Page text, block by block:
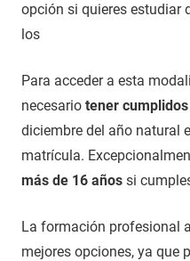
opción si quieres estudiar
los
Para acceder a esta
necesario tener
diciembre del año natural
matrícula.
más de 16 años si
La formación profesional
mejores opciones, ya que